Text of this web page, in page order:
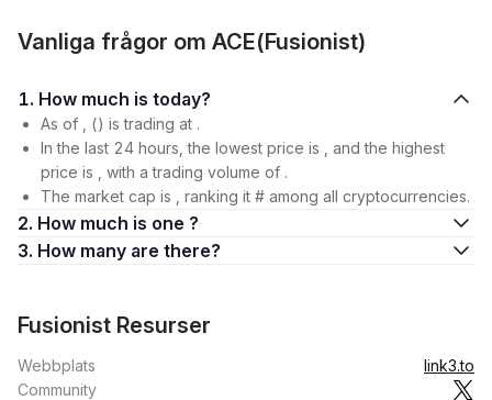
Vanliga frågor om ACE(Fusionist)
1. How much is today?
As of , () is trading at .
In the last 24 hours, the lowest price is , and the highest
price is , with a trading volume of .
The market cap is , ranking it # among all cryptocurrencies.
2. How much is one ?
3. How many are there?
Fusionist Resurser
Webbplats
link3.to
Community